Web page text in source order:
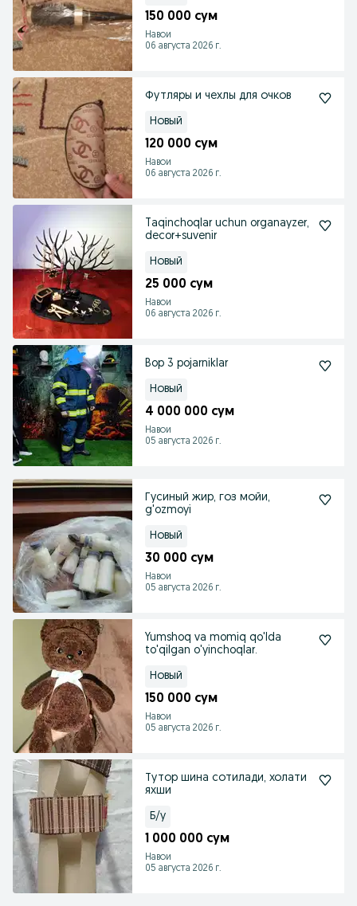
150 000 сум
Навои
06 августа 2026 г.
Футляры и чехлы для очков
Новый
120 000 сум
Навои
06 августа 2026 г.
Taqinchoqlar uchun organayzer,
decor+suvenir
Новый
25 000 сум
Навои
06 августа 2026 г.
Bop 3 pojarniklar
Новый
4 000 000 сум
Навои
05 августа 2026 г.
Гусиный жир, гоз мойи,
g'ozmoyi
Новый
30 000 сум
Навои
05 августа 2026 г.
Yumshoq va momiq qo'lda
to'qilgan o'yinchoqlar.
Новый
150 000 сум
Навои
05 августа 2026 г.
Тутор шина сотилади, холати
яхши
Б/у
1 000 000 сум
Навои
05 августа 2026 г.